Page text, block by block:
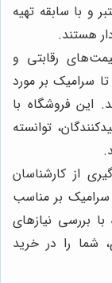
و با سابقه تهیه
هستند.
رقابتی و
سرامیک بر مورد
این فروشگاه با
توانسته
از کارشناسان
بر مناسب
بررسی نیازهای
شما را در خرید